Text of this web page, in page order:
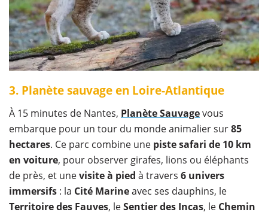
3. Planète sauvage en Loire-Atlantique
À 15 minutes de Nantes, Planète Sauvagevous
embarque pour un tour du monde animalier sur85
hectares. Ce parc combine une piste safari de 10 km
en voiture, pour observer girafes, lions ou éléphants
de près, et unevisite à pied à travers 6 univers
immersifs : la Cité Marineavec ses dauphins, le
Territoire des Fauves, leSentier des Incas, le Chemin